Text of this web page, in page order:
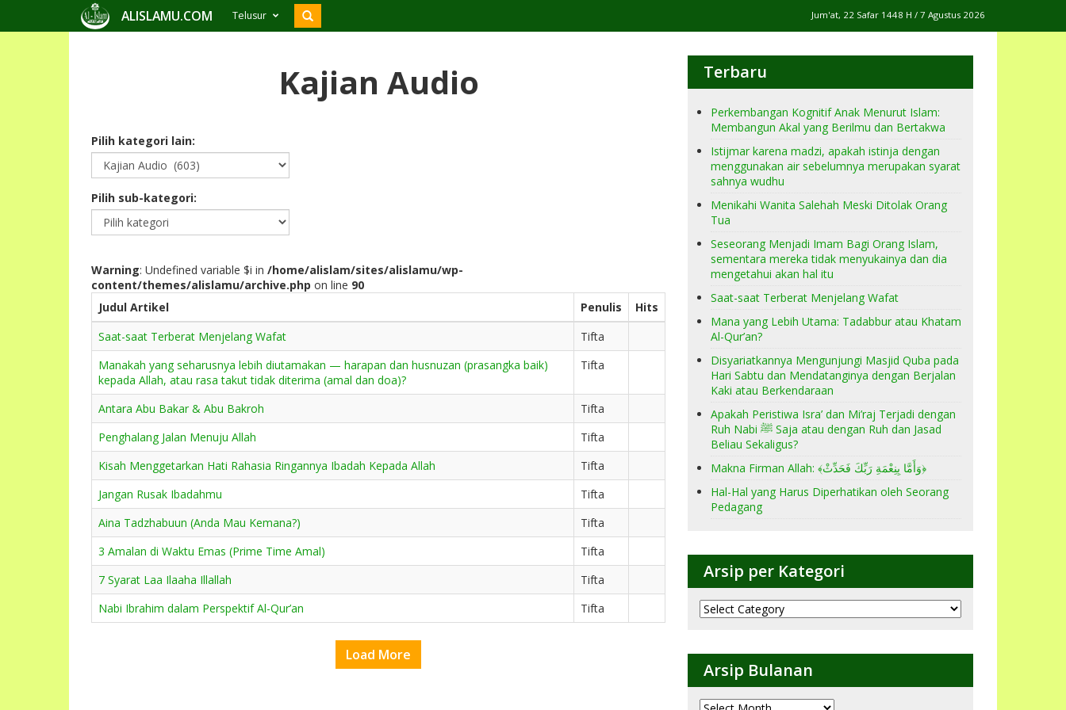
ALISLAMU.COM Telusur Jum'at, 22 Safar 1448 H / 7 Agustus 2026
Kajian Audio
Pilih kategori lain:
Pilih sub-kategori:
Warning: Undefined variable $i in /home/alislam/sites/alislamu/wp-
content/themes/alislamu/archive.php on line 90
Judul Artikel
Penulis
Hits
Saat-saat Terberat Menjelang Wafat
Tifta
Manakah yang seharusnya lebih diutamakan — harapan dan husnuzan (prasangka baik)
kepada Allah, atau rasa takut tidak diterima (amal dan doa)?
Tifta
Antara Abu Bakar & Abu Bakroh
Tifta
Penghalang Jalan Menuju Allah
Tifta
Kisah Menggetarkan Hati Rahasia Ringannya Ibadah Kepada Allah
Tifta
Jangan Rusak Ibadahmu
Tifta
Aina Tadzhabuun (Anda Mau Kemana?)
Tifta
3 Amalan di Waktu Emas (Prime Time Amal)
Tifta
7 Syarat Laa Ilaaha Illallah
Tifta
Nabi Ibrahim dalam Perspektif Al-Qur’an
Tifta
Load More
Terbaru
Perkembangan Kognitif Anak Menurut Islam:
Membangun Akal yang Berilmu dan Bertakwa
Istijmar karena madzi, apakah istinja dengan
menggunakan air sebelumnya merupakan syarat
sahnya wudhu
Menikahi Wanita Salehah Meski Ditolak Orang
Tua
Seseorang Menjadi Imam Bagi Orang Islam,
sementara mereka tidak menyukainya dan dia
mengetahui akan hal itu
Saat-saat Terberat Menjelang Wafat
Mana yang Lebih Utama: Tadabbur atau Khatam
Al-Qur’an?
Disyariatkannya Mengunjungi Masjid Quba pada
Hari Sabtu dan Mendatanginya dengan Berjalan
Kaki atau Berkendaraan
Apakah Peristiwa Isra’ dan Mi’raj Terjadi dengan
Ruh Nabi ﷺ Saja atau dengan Ruh dan Jasad
Beliau Sekaligus?
Makna Firman Allah: ﴾وَأَمَّا بِنِعْمَةِ رَبِّكَ فَحَدِّثْ﴿
Hal-Hal yang Harus Diperhatikan oleh Seorang
Pedagang
Arsip per Kategori
Arsip
per
Arsip Bulanan
Arsip